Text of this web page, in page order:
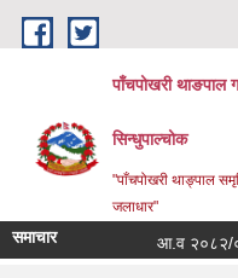
Skip to main content
पाँचपोखरी थाङपाल
सिन्धुपाल्चोक
"पाँचपोखरी थाङ्पाल
जलाधार"
समाचार आ.व २०८२/०८३